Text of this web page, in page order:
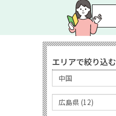
エリアで絞り込む